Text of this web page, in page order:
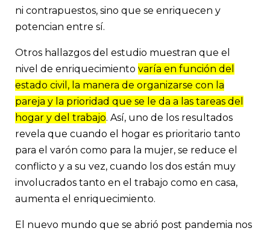
ni contrapuestos, sino que se enriquecen y
potencian entre sí.
Otros hallazgos del estudio muestran que el
nivel de enriquecimiento varía en función del
estado civil, la manera de organizarse con la
pareja y la prioridad que se le da a las tareas del
hogar y del trabajo. Así, uno de los resultados
revela que cuando el hogar es prioritario tanto
para el varón como para la mujer, se reduce el
conflicto y a su vez, cuando los dos están muy
involucrados tanto en el trabajo como en casa,
aumenta el enriquecimiento.
El nuevo mundo que se abrió post pandemia nos